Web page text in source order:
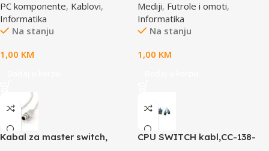
PC komponente, Kablovi,
Informatika
Na stanju
1,00 KM
Mediji, Futrole i omoti,
Informatika
Na stanju
1,00 KM
Kabal za master switch,
CPU SWITCH kabl,CC-138-